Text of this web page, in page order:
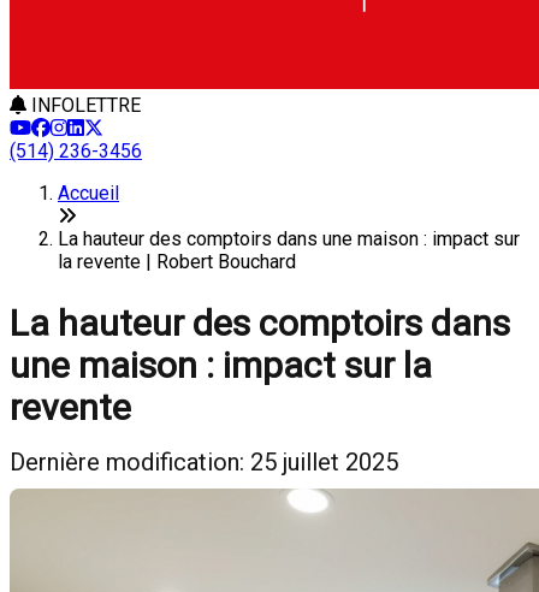
INFOLETTRE
(514) 236-3456
Accueil
La hauteur des comptoirs dans une maison : impact sur
la revente | Robert Bouchard
La hauteur des comptoirs dans
une maison : impact sur la
revente
Dernière modification: 25 juillet 2025